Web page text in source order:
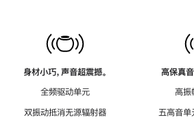
身材小巧，声音超震撼。
全频驱动单元
双振动抵消无源辐射器
高保真音
高振
五高音单